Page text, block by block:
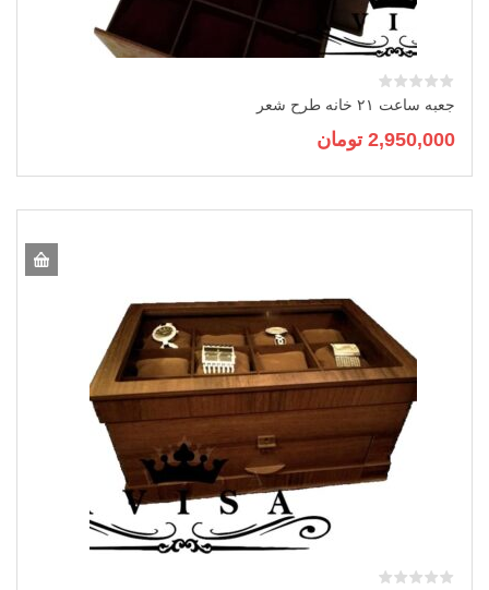
جعبه ساعت ۲۱ خانه طرح شعر
2,950,000 تومان